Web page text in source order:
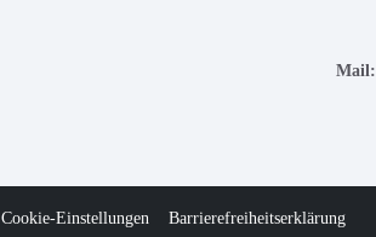
Mail:
Cookie-Einstellungen Barrierefreiheitserklärung